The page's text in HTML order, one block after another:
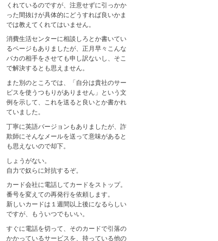
くれているのですが、注意せずに引っかか
った間抜けが具体的にどうすれば良いかま
では教えてくれてはいません。
消費生活センターに相談しろとか書いてい
るページもありましたが、正月早々こんな
バカの相手をさせても申し訳ないし、そこ
で解決するとも思えません。
また別のところでは、「自分は貴社のサー
ビスを使うつもりがありません」という文
例を示して、これを送ると良いとか書かれ
ていました。
丁寧に英語バージョンもありましたが、詐
欺師にそんなメールを送って意味があると
も思えないので却下。
しょうがない。
自力で奴らに対抗するぞ。
カード会社に電話してカードをストップ。
番号を変えての再発行を依頼します。
新しいカードは１週間以上後になるらしい
ですが、もういつでもいい。
すぐに電話を切って、そのカードで引落の
かかっているサービスを、持っている他の